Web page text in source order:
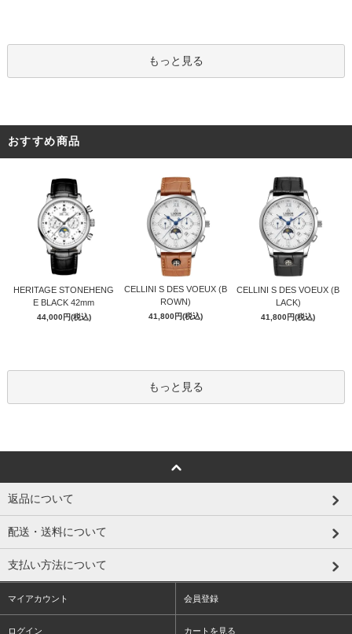
もっと見る
おすすめ商品
HERITAGE STONEHENG
E BLACK 42mm
44,000円(税込)
CELLINI S DES VOEUX (B
ROWN)
41,800円(税込)
CELLINI S DES VOEUX (B
LACK)
41,800円(税込)
もっと見る
返品について
配送・送料について
支払い方法について
マイアカウント 会員登録
ログイン カートを見る